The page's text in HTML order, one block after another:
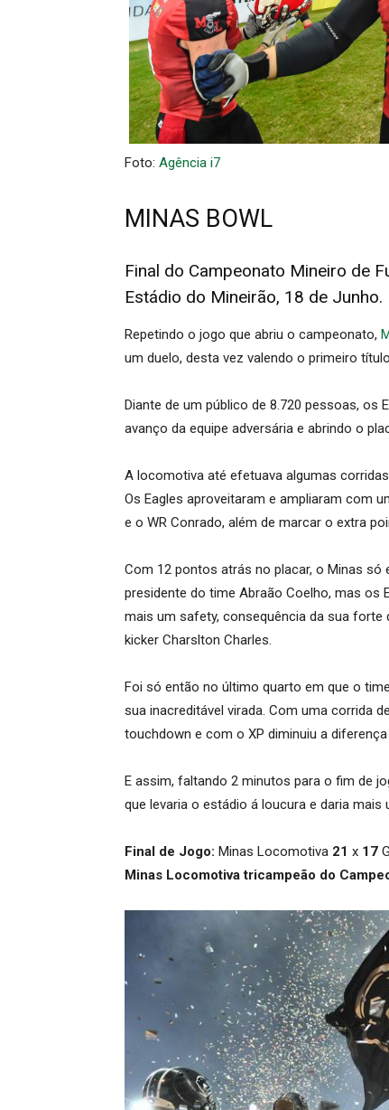
Foto: Agência i7
MINAS BOWL
Final do Campeonato Mineiro de
Estádio do Mineirão, 18 de Junho.
Repetindo o jogo que abriu o campeonato,
um duelo, desta vez valendo o primeiro
Diante de um público de 8.720 pessoas, os
avanço da equipe adversária e abrindo o
A locomotiva até efetuava algumas
Os Eagles aproveitaram e ampliaram com
e o WR Conrado, além de marcar o extra
Com 12 pontos atrás no placar, o Minas
presidente do time Abraão Coelho, mas os
mais um safety, consequência da sua
kicker Charslton Charles.
Foi só então no último quarto em que o
sua inacreditável virada. Com uma corrida
touchdown e com o XP diminuiu a
E assim, faltando 2 minutos para o fim de
que levaria o estádio á loucura e daria
Final de Jogo: Minas Locomotiva 21 x 17
Minas Locomotiva tricampeão do